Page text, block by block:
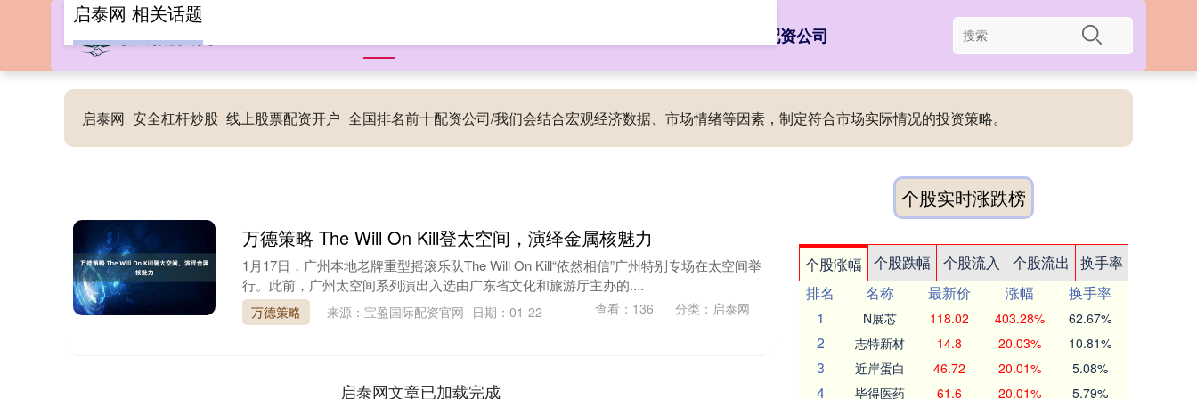
全国排名前十配资公司
启泰网_安全杠杆炒股_线上股票配资开户_全国排名前十配资公司/我们会结合宏观经济数据、市场情绪等因素，制定符合市场实际情况的投资策略。
启泰网 相关话题
万德策略 The Will On Kill登太空间，演绎金属核魅力
1月17日，广州本地老牌重型摇滚乐队The Will On Kill“依然相信”广州特别专场在太空间举
行。此前，广州太空间系列演出入选由广东省文化和旅游厅主办的....
万德策略 来源：宝盈国际配资官网 日期：01-22 查看： 136 分类： 启泰网
启泰网文章已加载完成
个股实时涨跌榜
个股涨幅 个股跌幅 个股流入 个股流出
换手率
排名
名称 最新价 涨幅
换手率
1
N展芯 118.02 403.28% 62.67%
2 志特新材 14.8 20.03% 10.81%
3 近岸蛋白 46.72 20.01% 5.08%
4 毕得医药 61.6 20.01% 5.79%